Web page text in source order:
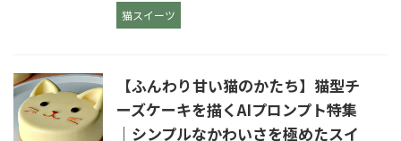
猫スイーツ
【ふんわり甘い猫のかたち】猫型チ
ーズケーキを描くAIプロンプト特集
｜シンプルなかわいさを極めたスイ